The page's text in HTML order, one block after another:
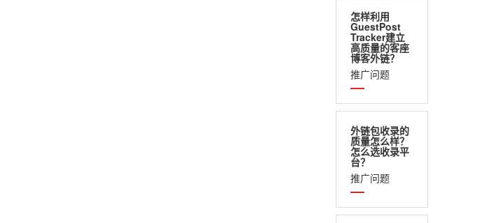
怎样利用
GuestPost
Tracker建立
高质量的客座
博客外链？
推广问题
外链包收录的
质量怎么样？
怎么选收录平
台？
推广问题